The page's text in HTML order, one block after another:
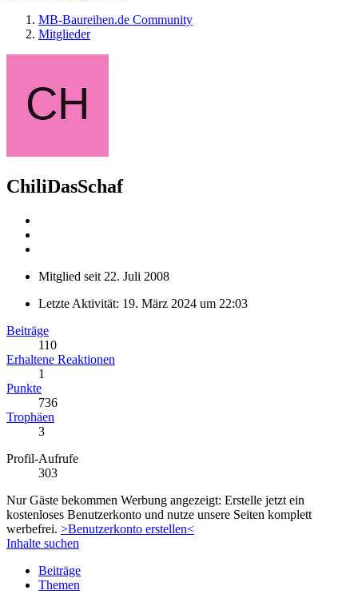
MB-Baureihen.de Community
Mitglieder
ChiliDasSchaf
Mitglied seit 22. Juli 2008
Letzte Aktivität: 19. März 2024 um 22:03
Beiträge
110
Erhaltene Reaktionen
1
Punkte
736
Trophäen
3
Profil-Aufrufe
303
Nur Gäste bekommen Werbung angezeigt: Erstelle jetzt ein
kostenloses Benutzerkonto und nutze unsere Seiten komplett
werbefrei. >Benutzerkonto erstellen<
Inhalte suchen
Beiträge
Themen